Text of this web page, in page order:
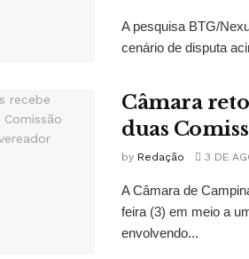
A pesquisa BTG/
cenário de disputa
Câmara
duas
by Redação 3 DE
A Câmara de
feira (3) em meio a
envolvendo...